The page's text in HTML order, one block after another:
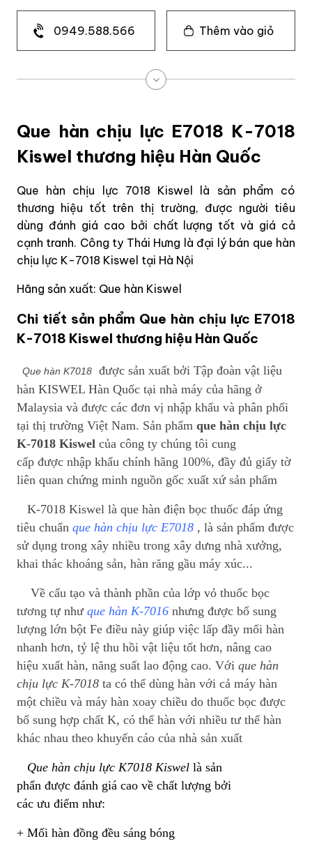
0949.588.566 Thêm vào giỏ
Que hàn chịu lực E7018 K-7018
Kiswel thương hiệu Hàn Quốc
Que hàn chịu lực 7018 Kiswel là sản phẩm có
thương hiệu tốt trên thị trường, được người tiêu
dùng đánh giá cao bởi chất lượng tốt và giá cả
cạnh tranh. Công ty Thái Hưng là đại lý bán que hàn
chịu lực K-7018 Kiswel tại Hà Nội
Hãng sản xuất: Que hàn Kiswel
Chi tiết sản phẩm Que hàn chịu lực E7018
K-7018 Kiswel thương hiệu Hàn Quốc
Que hàn K7018
được sản xuất bởi Tập đoàn vật liệu
hàn KISWEL Hàn Quốc tại nhà máy của hãng ở
Malaysia và được các đơn vị nhập khẩu và phân phối
tại thị trường Việt Nam. Sản phẩm que hàn chịu lực
K-7018 Kiswel của công ty chúng tôi cung
cấp được nhập khẩu chính hãng 100%, đầy đủ giấy tờ
liên quan chứng minh nguồn gốc xuất xứ sản phẩm
K-7018 Kiswel là que hàn điện bọc thuốc đáp ứng
tiêu chuẩn que hàn chịu lực E7018 , là sản phẩm được
sử dụng trong xây nhiều trong xây dưng nhà xưởng,
khai thác khoáng sản, hàn răng gầu máy xúc...
Về cấu tạo và thành phần của lớp vỏ thuốc bọc
tương tự như que hàn K-7016 nhưng được bổ sung
lượng lớn bột Fe điều này giúp việc lấp đầy mối hàn
nhanh hơn, tỷ lệ thu hồi vật liệu tốt hơn, nâng cao
hiệu xuất hàn, năng suất lao động cao. Với que hàn
chịu lực K-7018 ta có thể dùng hàn với cả máy hàn
một chiều và máy hàn xoay chiều do thuốc bọc được
bổ sung hợp chất K, có thể hàn với nhiều tư thế hàn
khác nhau theo khuyến cáo của nhà sản xuất
Que hàn chịu lực K7018 Kiswel là sản
phẩn được đánh giá cao về chất lượng bởi
các ưu điểm như:
+ Mối hàn đồng đều sáng bóng